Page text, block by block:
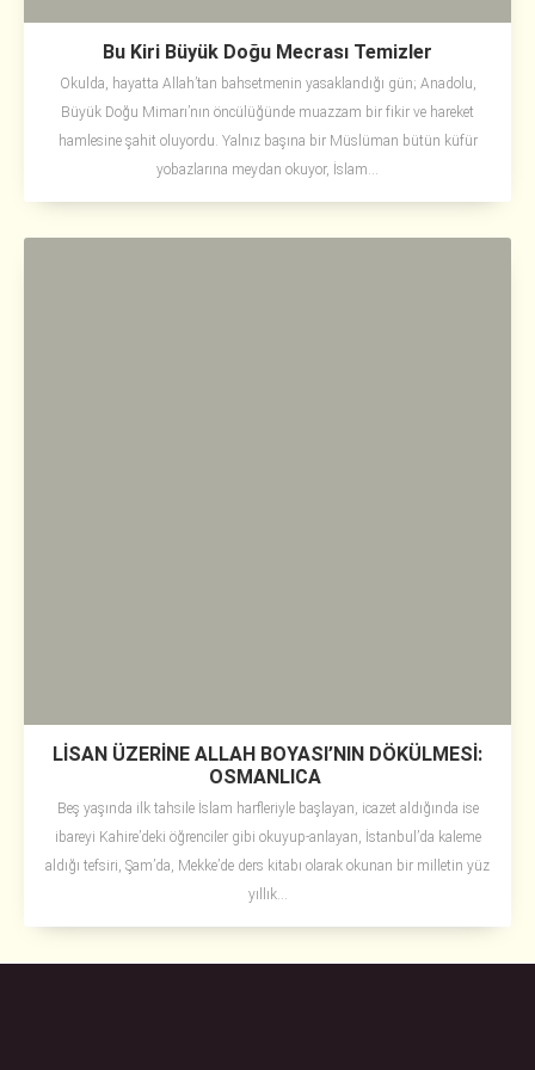
Bu Kiri Büyük Doğu Mecrası Temizler
Okulda, hayatta Allah’tan bahsetmenin yasaklandığı gün; Anadolu,
Büyük Doğu Mimarı’nın öncülüğünde muazzam bir fikir ve hareket
hamlesine şahit oluyordu. Yalnız başına bir Müslüman bütün küfür
yobazlarına meydan okuyor, İslam...
LİSAN ÜZERİNE ALLAH BOYASI’NIN DÖKÜLMESİ:
OSMANLICA
Beş yaşında ilk tahsile İslam harfleriyle başlayan, icazet aldığında ise
ibareyi Kahire’deki öğrenciler gibi okuyup-anlayan, İstanbul’da kaleme
aldığı tefsiri, Şam’da, Mekke’de ders kitabı olarak okunan bir milletin yüz
yıllık...